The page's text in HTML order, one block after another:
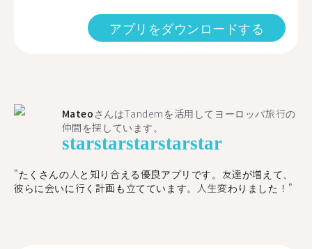
アプリをダウンロードする
Mateo さんはTandemを活用してヨーロッパ旅行の
仲間を探しています。
starstarstarstarstar
"たくさんの人と知り合える優良アプリです。友達が増えて、
彼らに会いに行く計画も立てています。人生変わりました！"